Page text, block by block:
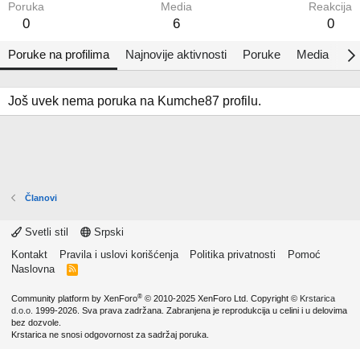
Poruka
0
Media
6
Reakcija
0
Poruke na profilima Najnovije aktivnosti Poruke Media
Još uvek nema poruka na Kumche87 profilu.
Članovi
Svetli stil
Srpski
Kontakt
Pravila i uslovi korišćenja Politika privatnosti
Pomoć
Naslovna
R
Community platform by XenForo® © 2010-2025 XenForo Ltd. Copyright © Krstarica
d.o.o. 1999-2026. Sva prava zadržana. Zabranjena je reprodukcija u celini i u delovima
bez dozvole.
Krstarica ne snosi odgovornost za sadržaj poruka.